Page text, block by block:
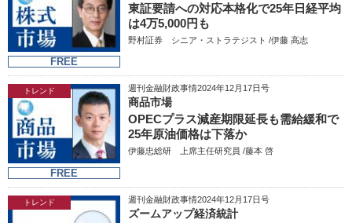
FREE
東証要請への対応本格化で25年日経平均
は4万5,000円も
野村証券 シニア・ストラテジスト /伊藤 高志
トレンド
FREE
週刊金融財政事情2024年12月17日号
商品市場
OPECプラス減産期限延長も需給緩和で
25年原油価格は下落か
伊藤忠総研 上席主任研究員 /藤本 啓
トレンド 週刊金融財政事情2024年12月17日号
ズームアップ経済統計